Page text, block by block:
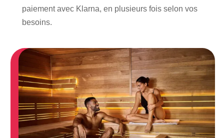
paiement avec Klarna, en plusieurs fois selon vos
besoins.